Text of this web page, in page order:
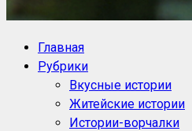
Блог историй NoorySan
Главная
Рубрики
Вкусные истории
Житейские истории
Истории-ворчалки